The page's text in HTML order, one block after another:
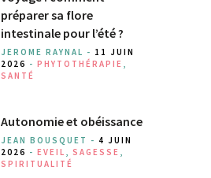
préparer sa flore
intestinale pour l’été ?
JEROME RAYNAL - 11 JUIN
2026 - PHYTOTHÉRAPIE ,
SANTÉ
Autonomie et obéissance
JEAN BOUSQUET - 4 JUIN
2026 - EVEIL , SAGESSE ,
SPIRITUALITÉ